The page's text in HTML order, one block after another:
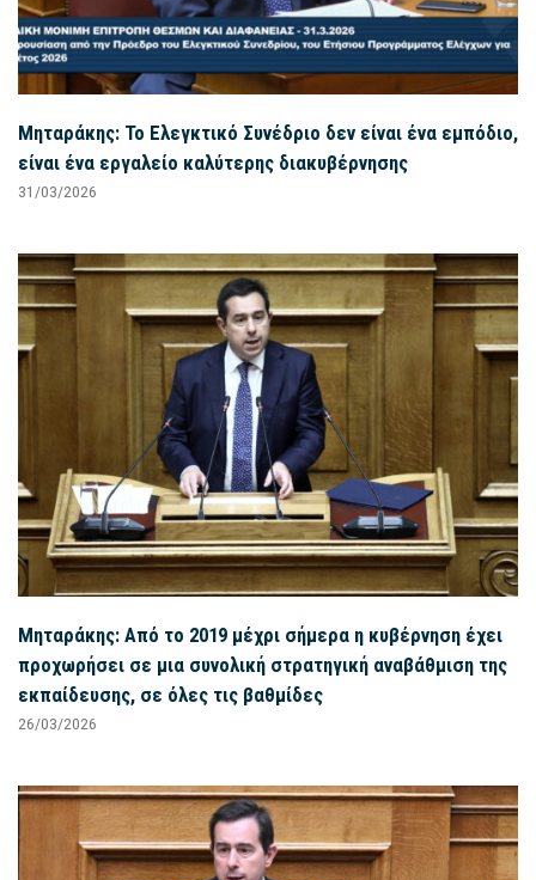
Μηταράκης: Το Ελεγκτικό Συνέδριο δεν είναι ένα εμπόδιο,
είναι ένα εργαλείο καλύτερης διακυβέρνησης
31/03/2026
Μηταράκης: Από το 2019 μέχρι σήμερα η κυβέρνηση έχει
προχωρήσει σε μια συνολική στρατηγική αναβάθμιση της
εκπαίδευσης, σε όλες τις βαθμίδες
26/03/2026